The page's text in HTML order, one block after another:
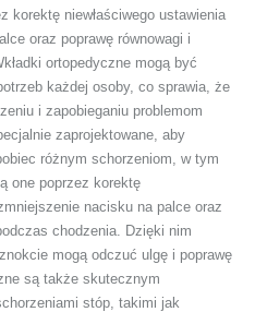
korektę niewłaściwego ustawienia
oraz poprawę równowagi i
ortopedyczne mogą być
każdej osoby, co sprawia, że
i zapobieganiu problemom
zaprojektowane, aby
różnym schorzeniom, w tym
one poprzez korektę
nacisku na palce oraz
chodzenia. Dzięki nim
mogą odczuć ulgę i poprawę
są także skutecznym
stóp, takimi jak